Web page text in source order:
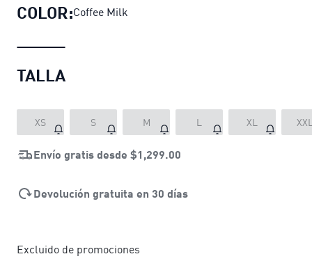
COLOR:Coffee Milk
TALLA
XS S M L XL
Envío gratis desde $1,299.00
Devolución gratuita en 30 días
Excluido de promociones